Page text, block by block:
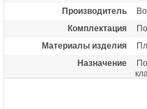
Производитель
Комплектация
Материалы изделия
Назначение